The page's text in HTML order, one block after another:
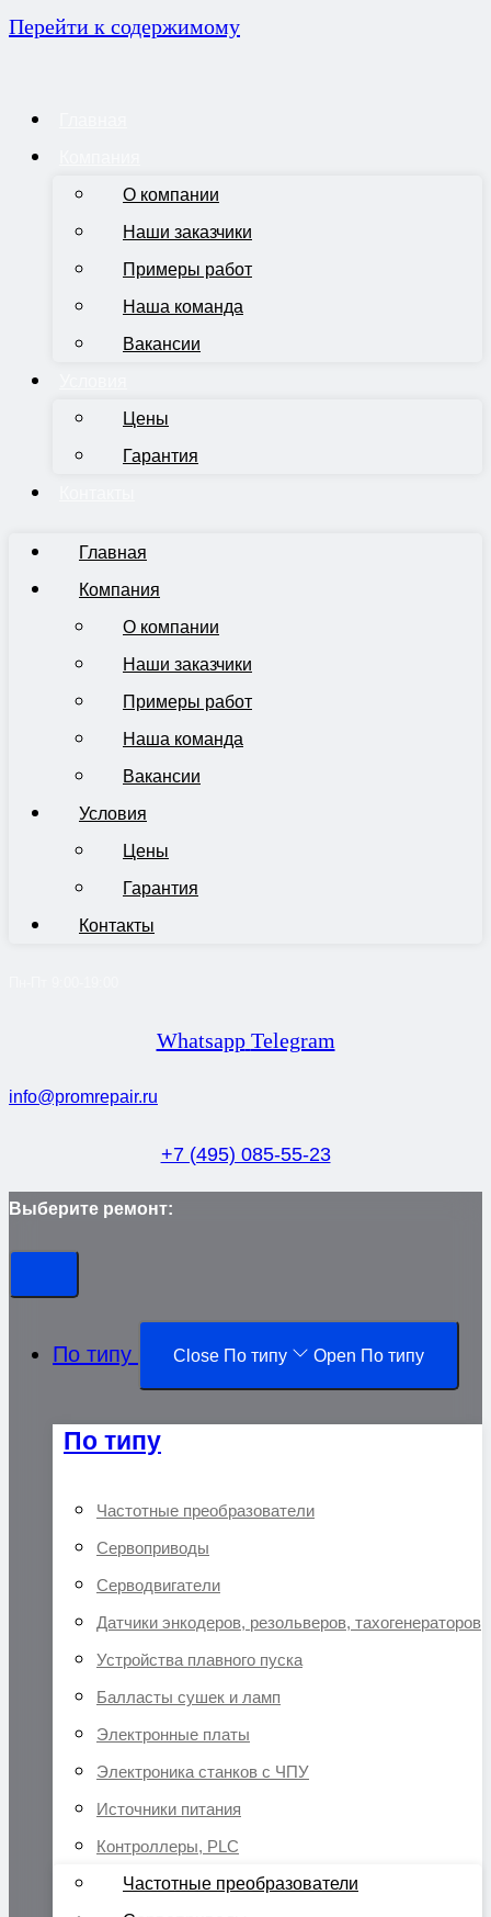
Перейти к содержимому
О компании
Наши заказчики
Примеры работ
Наша команда
Вакансии
Цены
Гарантия
Главная
Компания
О компании
Наши заказчики
Примеры работ
Наша команда
Вакансии
Условия
Цены
Гарантия
Контакты
Whatsapp Telegram
info@promrepair.ru
+7 (495) 085-55-23
Выберите ремонт:
По типу Close По типу Open По типу
По типу
Частотные преобразователи
Сервоприводы
Серводвигатели
Датчики энкодеров, резольверов, тахогенераторов
Устройства плавного пуска
Балласты сушек и ламп
Электронные платы
Электроника станков с ЧПУ
Источники питания
Контроллеры, PLC
Частотные преобразователи